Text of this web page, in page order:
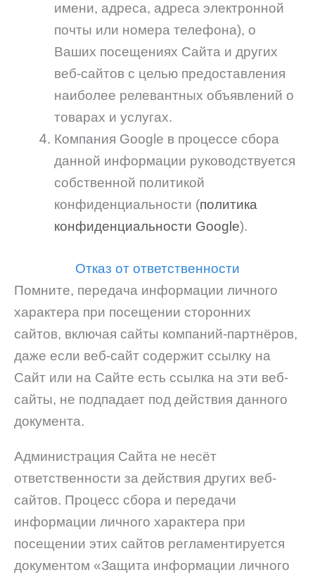
имени, адреса, адреса электронной
почты или номера телефона), о
Ваших посещениях Сайта и других
веб-сайтов с целью предоставления
наиболее релевантных объявлений о
товарах и услугах.
Компания Google в процессе сбора
данной информации руководствуется
собственной политикой
конфиденциальности (политика
конфиденциальности Google).
Отказ от ответственности
Помните, передача информации личного
характера при посещении сторонних
сайтов, включая сайты компаний-партнёров,
даже если веб-сайт содержит ссылку на
Сайт или на Сайте есть ссылка на эти веб-
сайты, не подпадает под действия данного
документа.
Администрация Сайта не несёт
ответственности за действия других веб-
сайтов. Процесс сбора и передачи
информации личного характера при
посещении этих сайтов регламентируется
документом «Защита информации личного